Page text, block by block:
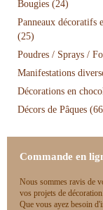
Bougies (24)
Panneaux décoratifs
(25)
Poudres / Sprays /
Manifestations
Décorations en
Décors de Pâques
Commande en
Nous sommes ravis de
vos projets de décoration.
Que vous ayez besoin